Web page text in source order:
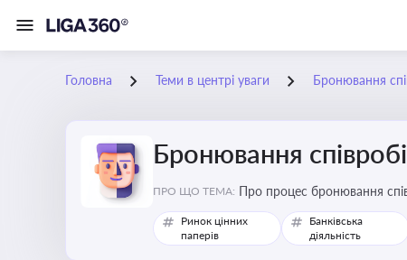
Головна Теми в центрі уваги Бронювання
Бронювання
ПРО ЩО ТЕМА: Про процес бронювання
сферах під час мобілізації
Ринок цінних
паперів
Банківська
діяльність